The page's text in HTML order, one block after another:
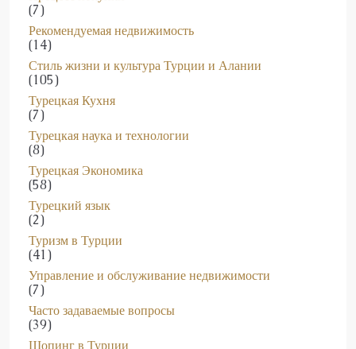
Рекомендуемая недвижимость
(14)
Стиль жизни и культура Турции и Алании
(105)
Турецкая Кухня
(7)
Турецкая наука и технологии
(8)
Турецкая Экономика
(58)
Турецкий язык
(2)
Туризм в Турции
(41)
Управление и обслуживание недвижимости
(7)
Часто задаваемые вопросы
(39)
Шопинг в Турции
(6)